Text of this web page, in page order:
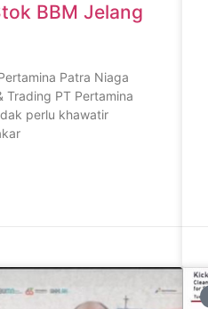
BBM Jelang
Patra Niaga
Trading PT Pertamina
perlu khawatir